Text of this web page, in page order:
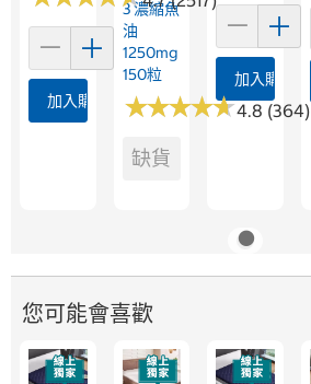
加入購物車
3 濃縮魚
油
1250mg
150粒
★★★★★
★★★★★4.8 (364)
缺貨
加入購物車
您可能會喜歡